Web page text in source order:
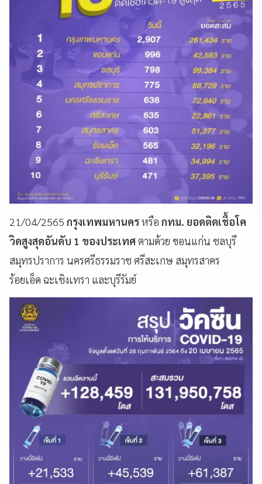
21/04/2565 กรุงเทพมหานครหรือ กทม. ยอดติดเชื้อโค
วิดสูงสุดอันดับ 1 ของประเทศตามด้วย ขอนแก่น ชลบุรี
สมุทรปราการ นครศรีธรรมราช ศรีสะเกษ สมุทรสาคร
ร้อยเอ็ด ฉะเชิงเทรา และบุรีรัมย์